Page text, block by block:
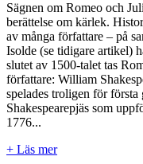
Sägnen om Romeo och
berättelse om kärlek.
av många författare – på
Isolde (se tidigare artikel)
slutet av 1500-talet tas
författare: William
spelades troligen för
Shakespearepjäs som
1776...
+ Läs mer